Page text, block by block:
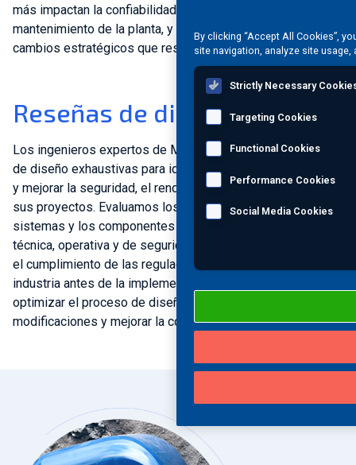
más impactan la confiabilidad y los costos de
mantenimiento de la planta, y ayudándole a implementar
cambios estratégicos que resuelvan los problemas.
Reseñas de diseño
Los ingenieros expertos de MISTRAS realizan revisiones
de diseño exhaustivas para identificar riesgos potenciales
y mejorar la seguridad, el rendimiento y la sostenibilidad de
sus proyectos. Evaluamos los planes de diseño, los
sistemas y los componentes desde una perspectiva
técnica, operativa y de seguridad, lo que ayuda a garantizar
el cumplimiento de las regulaciones y estándares de la
industria antes de la implementación. Nuestro objetivo es
optimizar el proceso de diseño, reducir las costosas
modificaciones y mejorar la confiabilidad del sistema.
By clicking “Accept All Cookies”,
site navigation, analyze site
Strictly Necessary
Targeting Cookies
Functional Cookies
Performance Cookies
Social Media Cookies